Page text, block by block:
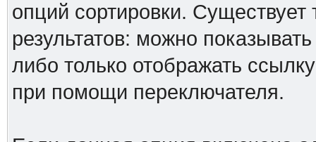
опций сортировки.
результатов: можно
либо только отображать
при помощи переключателя.